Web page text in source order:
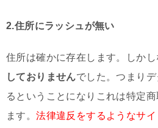
2.住所にラッシュが無い
住所は確かに存在します。しかし
しておりませんでした。つまり
るということになりこれは特定
ます。法律違反をするようなサ